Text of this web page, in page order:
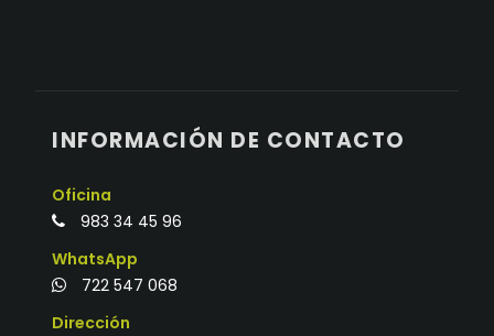
INFORMACIÓN DE CONTACTO
Oficina
983 34 45 96
WhatsApp
722 547 068
Dirección